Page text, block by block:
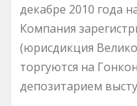
декабре 2010 года
Компания
(юрисдикция
торгуются на
депозитарием